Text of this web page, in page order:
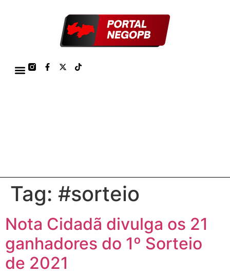
Tag: #sorteio
Nota Cidadã divulga os 21
ganhadores do 1º Sorteio
de 2021